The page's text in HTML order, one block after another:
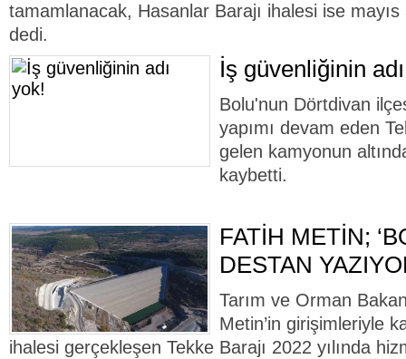
tamamlanacak, Hasanlar Barajı ihalesi ise
dedi.
İş güvenliğinin
Bolu'nun Dörtdivan
yapımı devam eden
gelen kamyonun
kaybetti.
FATİH METİN;
DESTAN
Tarım ve Orman
Metin’in girişimleriyle
ihalesi gerçekleşen Tekke Barajı 2022 yılında